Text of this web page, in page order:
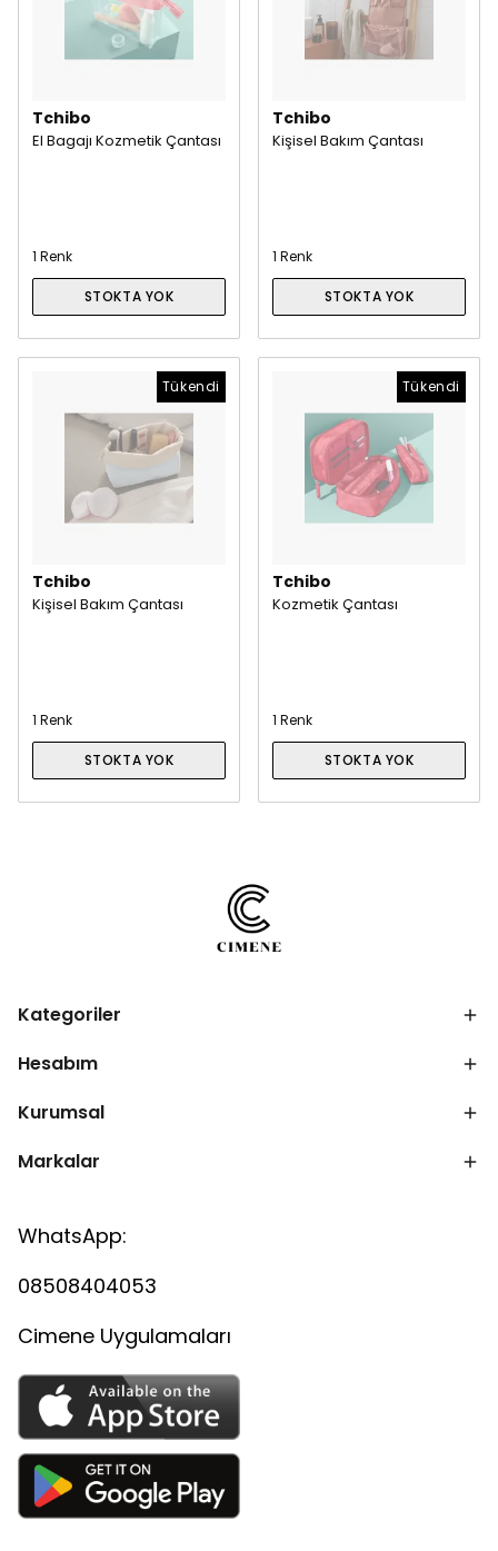
Tchibo
El Bagajı Kozmetik Çantası
1 Renk
STOKTA YOK
Tchibo
Kişisel Bakım Çantası
1 Renk
STOKTA YOK
Tükendi
Tchibo
Kişisel Bakım Çantası
1 Renk
STOKTA YOK
Tükendi
Tchibo
Kozmetik Çantası
1 Renk
STOKTA YOK
Kategoriler
Hesabım
Kurumsal
Markalar
WhatsApp:
08508404053
Cimene Uygulamaları